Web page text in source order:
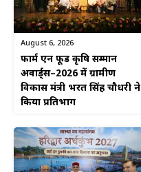
August 6, 2026
फार्म एन फूड कृषि सम्मान
अवार्ड्स–2026 में ग्रामीण
विकास मंत्री भरत सिंह चौधरी ने
किया प्रतिभाग